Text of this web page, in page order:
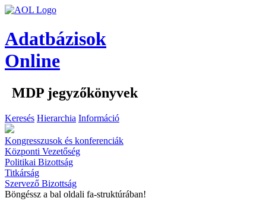
Adatbázisok
Online
MDP jegyzőkönyvek
Keresés Hierarchia Információ
Kongresszusok és konferenciák
Központi Vezetőség
Politikai Bizottság
Titkárság
Szervező Bizottság
Böngéssz a bal oldali fa-struktúrában!